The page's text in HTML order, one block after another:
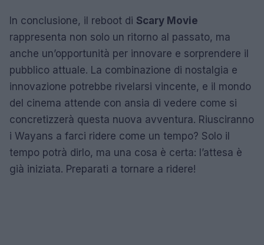
In conclusione, il reboot di Scary Movie
rappresenta non solo un ritorno al passato, ma
anche un’opportunità per innovare e sorprendere il
pubblico attuale. La combinazione di nostalgia e
innovazione potrebbe rivelarsi vincente, e il mondo
del cinema attende con ansia di vedere come si
concretizzerà questa nuova avventura. Riusciranno
i Wayans a farci ridere come un tempo? Solo il
tempo potrà dirlo, ma una cosa è certa: l’attesa è
già iniziata. Preparati a tornare a ridere!